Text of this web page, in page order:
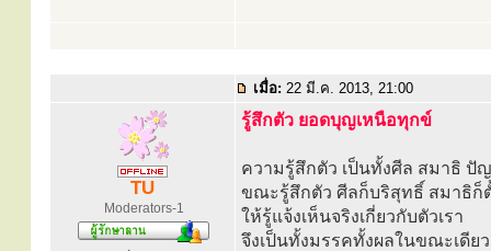
เมื่อ: 22 มี.ค. 2013, 21:00
TU
Moderators-1
รู้สึกตัว ยอดบุญเหนือทุกข์
ความรู้สึกตัว เป็นทั้งศีล สมาธิ ปั
ขณะรู้สึกตัว ศีลก็บริสุทธิ์ สมาธิก็
ให้รู้แจ้งเห็นจริงเกี่ยวกับตัวเรา
จึงเป็นทั้งมรรคทั้งผลในขณะเดีย